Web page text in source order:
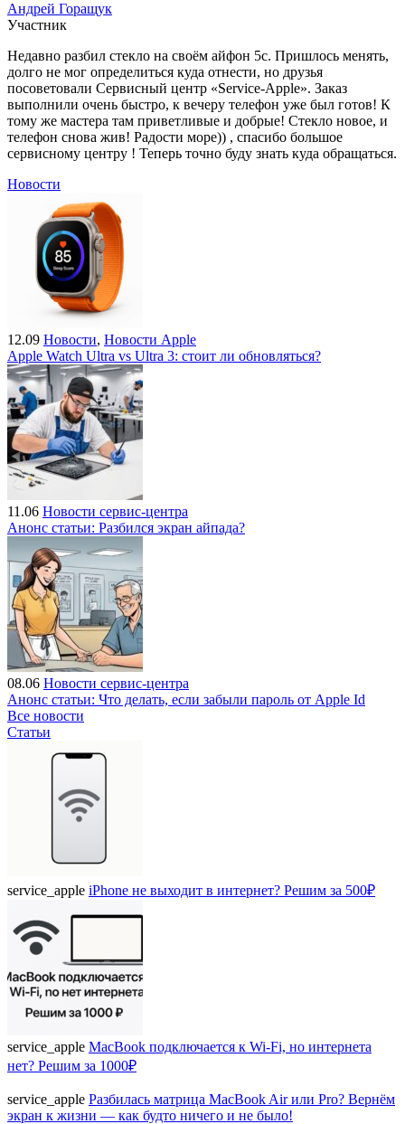
Андрей Горащук
Участник
Недавно разбил стекло на своём айфон 5с. Пришлось менять,
долго не мог определиться куда отнести, но друзья
посоветовали Сервисный центр «Service-Apple». Заказ
выполнили очень быстро, к вечеру телефон уже был готов! К
тому же мастера там приветливые и добрые! Стекло новое, и
телефон снова жив! Радости море)) , спасибо большое
сервисному центру ! Теперь точно буду знать куда обращаться.
Новости
12.09 Новости, Новости Apple
Apple Watch Ultra vs Ultra 3: стоит ли обновляться?
11.06 Новости сервис-центра
Анонс статьи: Разбился экран айпада?
08.06 Новости сервис-центра
Анонс статьи: Что делать, если забыли пароль от Apple Id
Все новости
Статьи
service_apple iPhone не выходит в интернет? Решим за 500₽
service_apple MacBook подключается к Wi-Fi, но интернета
нет? Решим за 1000₽
service_apple Разбилась матрица MacBook Air или Pro? Вернём
экран к жизни — как будто ничего и не было!